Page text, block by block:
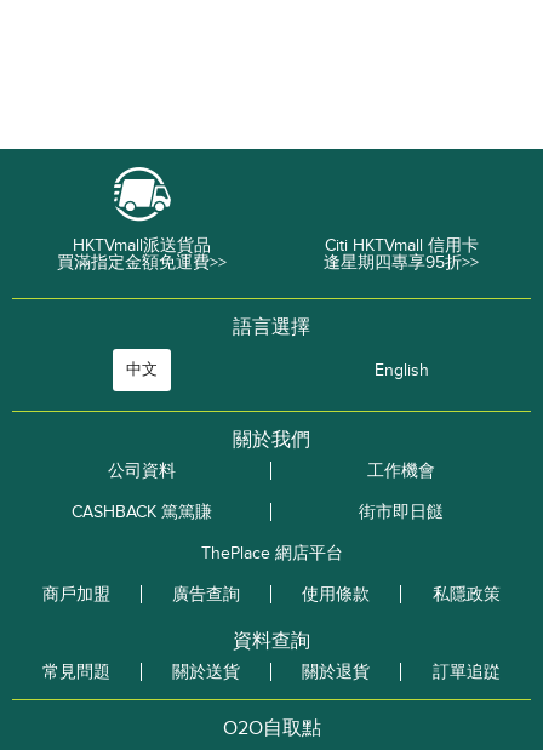
HKTVmall派送貨品
買滿指定金額免運費>>
Citi HKTVmall 信用卡
逢星期四專享95折>>
語言選擇
中文 English
關於我們
公司資料
工作機會
CASHBACK 篤篤賺
街市即日餸
ThePlace 網店平台
商戶加盟
廣告查詢 使用條款 私隱政策
資料查詢
常見問題 關於送貨 關於退貨 訂單追踨
O2O自取點